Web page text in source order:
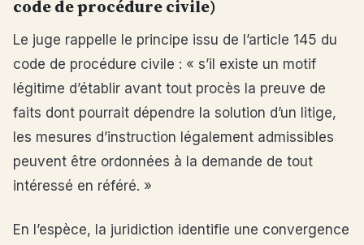
code de procédure civile)
Le juge rappelle le principe issu de l’article 145 du
code de procédure civile : « s’il existe un motif
légitime d’établir avant tout procès la preuve de
faits dont pourrait dépendre la solution d’un litige,
les mesures d’instruction légalement admissibles
peuvent être ordonnées à la demande de tout
intéressé en référé. »
En l’espèce, la juridiction identifie une convergence